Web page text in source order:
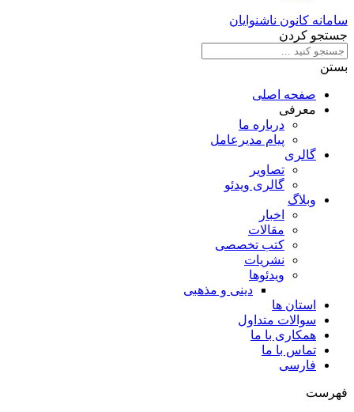
سامانه کانون ناشنوایان
جستجو کردن
بستن
صفحه اصلی
معرفی
درباره ما
پیام مدیرعامل
گالری
تصاویر
گالری ویدئو
وبلاگ
اخبار
مقالات
کتب تخصصی
نشریات
ویدئوها
دینی و مذهبی
استان ها
سوالات متداول
همکاری با ما
تماس با ما
فارسی
فهرست